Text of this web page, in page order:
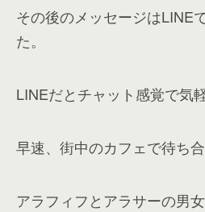
その後のメッセージはLINE
た。
LINEだとチャット感覚で気軽
早速、街中のカフェで待ち
アラフィフとアラサーの男女